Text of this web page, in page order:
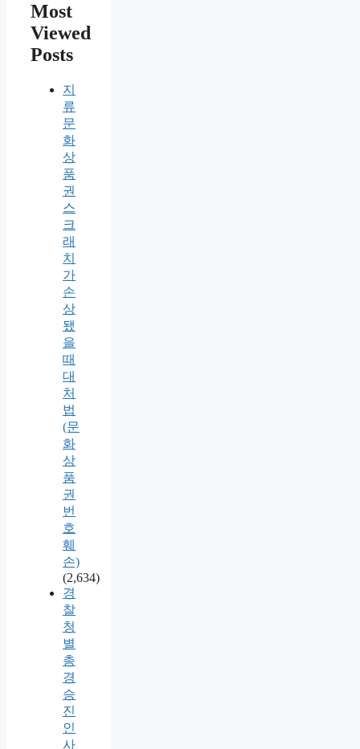
Most
Viewed
Posts
지
류
문
화
상
품
권
스
크
래
치
가
손
상
됐
을
때
대
처
법
(문
화
상
품
권
번
호
훼
손)
(2,634)
경
찰
청
별
총
경
승
진
인
사